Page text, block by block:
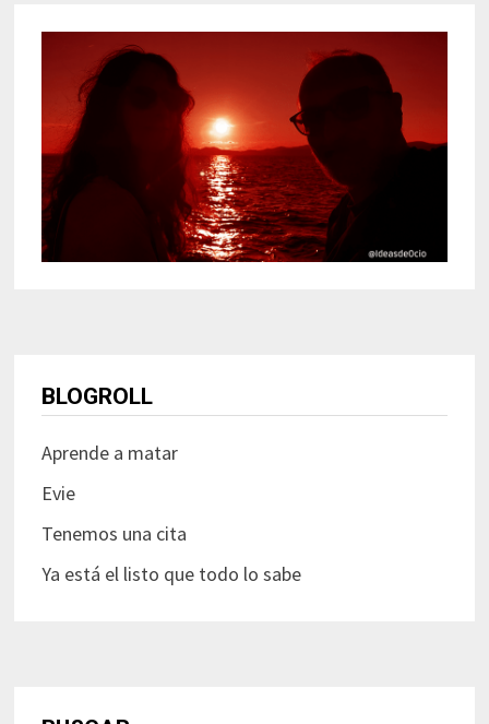
BLOGROLL
Aprende a matar
Evie
Tenemos una cita
Ya está el listo que todo lo sabe